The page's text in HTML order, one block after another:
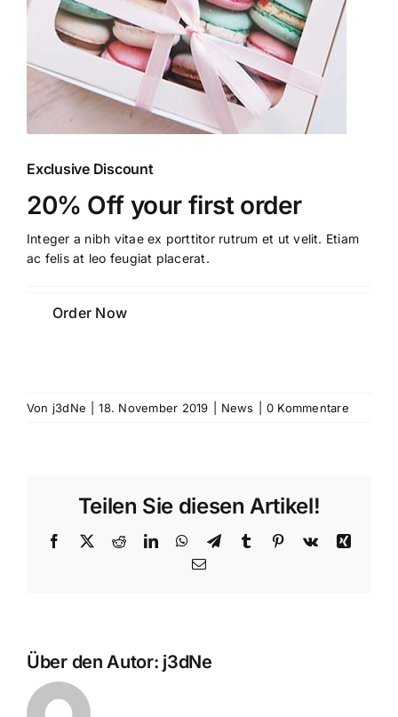
Exclusive Discount
20% Off your first order
Integer a nibh vitae ex porttitor rutrum et ut velit. Etiam
ac felis at leo feugiat placerat.
Order Now
Von j3dNe 18. November 2019 News 0 Kommentare
Teilen Sie diesen Artikel!
Facebook
X RedditLinkedInWhatsApp
TelegramTumblr Pinterest
Vk
Xing
E-
Über den Autor: j3dNe